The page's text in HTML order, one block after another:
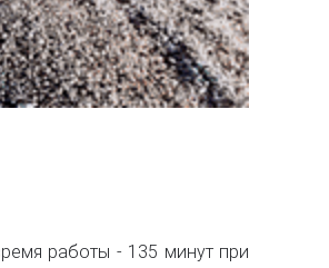
работы - 135 минут при